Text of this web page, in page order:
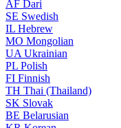
AF Dari
SE Swedish
IL Hebrew
MO Mongolian
UA Ukrainian
PL Polish
FI Finnish
TH Thai (Thailand)
SK Slovak
BE Belarusian